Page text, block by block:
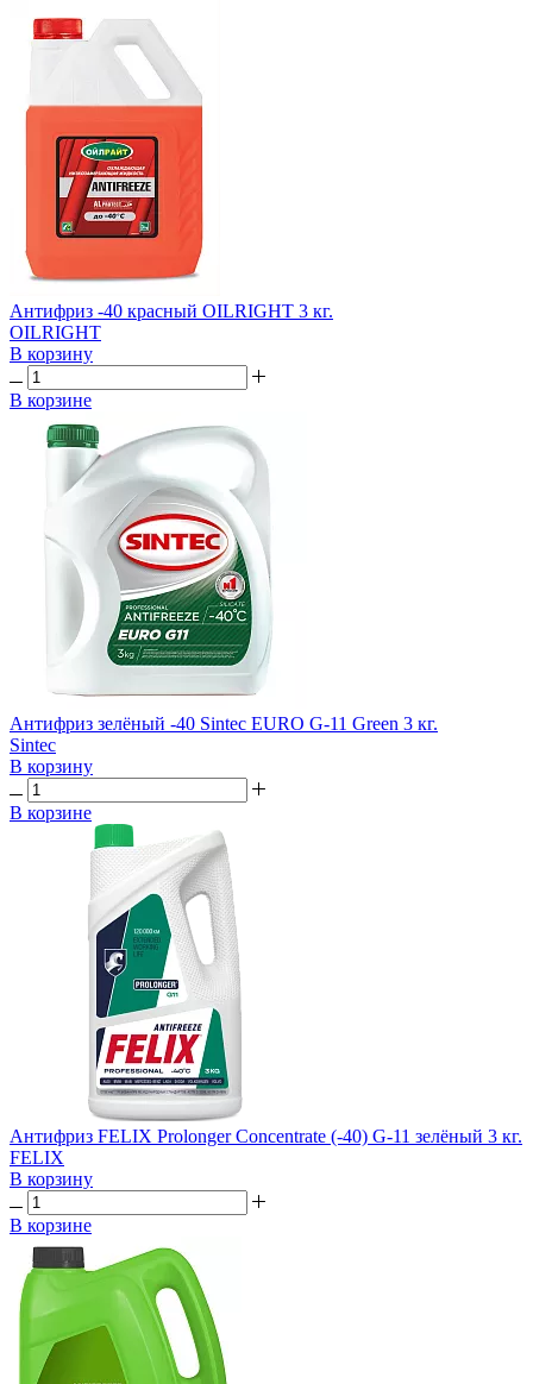
Антифриз -40 красный OILRIGHT 3 кг.
OILRIGHT
В корзину
В корзине
Антифриз зелёный -40 Sintec EURO G-11 Green 3 кг.
Sintec
В корзину
В корзине
Антифриз FELIX Prolonger Concentrate (-40) G-11 зелёный 3 кг.
FELIX
В корзину
В корзине